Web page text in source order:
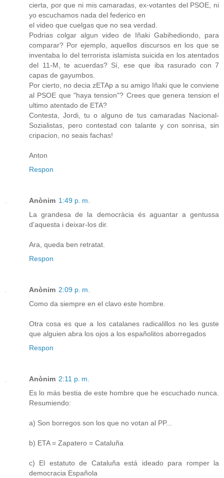
cierta, por que ni mis camaradas, ex-votantes del PSOE, ni
yo escuchamos nada del federico en
el video que cuelgas que no sea verdad.
Podrias colgar algun video de Iñaki Gabihediondo, para
comparar? Por ejemplo, aquellos discursos en los que se
inventaba lo del terrorista islamista suicida en los atentados
del 11-M, te acuerdas? Sí, ese que iba rasurado con 7
capas de gayumbos.
Por cierto, no decia zETAp a su amigo Iñaki que le conviene
al PSOE que "haya tension"? Crees que genera tension el
ultimo atentado de ETA?
Contesta, Jordi, tu o alguno de tus camaradas Nacional-
Sozialistas, pero contestad con talante y con sonrisa, sin
cripacion, no seais fachas!
Anton
Respon
Anònim 1:49 p. m.
La grandesa de la democràcia és aguantar a gentussa
d'aquesta i deixar-los dir.
Ara, queda ben retratat.
Respon
Anònim 2:09 p. m.
Como da siempre en el clavo este hombre.
Otra cosa es que a los catalanes radicalillos no les guste
que alguien abra los ojos a los españolitos aborregados
Respon
Anònim 2:11 p. m.
Es lo más bestia de este hombre que he escuchado nunca.
Resumiendo:
a) Son borregos son los que no votan al PP...
b) ETA = Zapatero = Cataluña
c) El estatuto de Cataluña está ideado para romper la
democracia Española